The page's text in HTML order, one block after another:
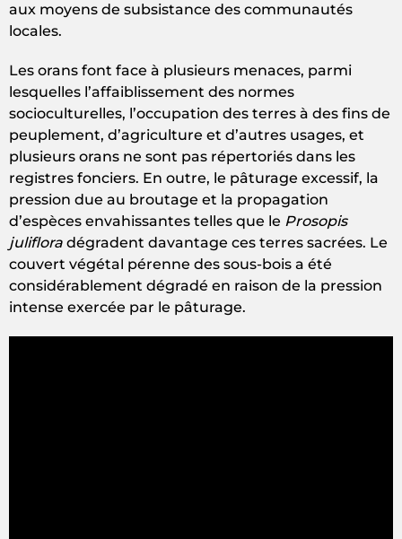
aux moyens de subsistance des communautés
locales.
Les orans font face à plusieurs menaces, parmi
lesquelles l’affaiblissement des normes
socioculturelles, l’occupation des terres à des fins de
peuplement, d’agriculture et d’autres usages, et
plusieurs orans ne sont pas répertoriés dans les
registres fonciers. En outre, le pâturage excessif, la
pression due au broutage et la propagation
d’espèces envahissantes telles que le Prosopis
juliflora dégradent davantage ces terres sacrées. Le
couvert végétal pérenne des sous-bois a été
considérablement dégradé en raison de la pression
intense exercée par le pâturage.